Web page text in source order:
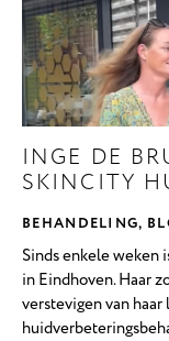
INGE DE
SKINCITY
BEHANDELING,
Sinds enkele weken
in Eindhoven. Haar
verstevigen van